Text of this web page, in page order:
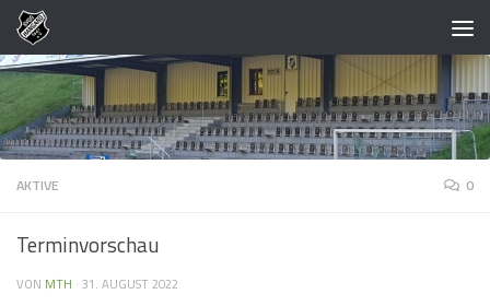
Zum Inhalt springen
AKTIVE 0
Terminvorschau
VON MTH · 31. AUGUST 2022